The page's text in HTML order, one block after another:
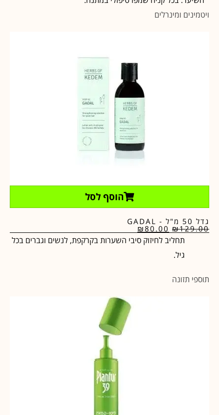
ויטמינים ומינרלים
הוסף לסל
גדל 50 מ"ל - GADAL
₪129.00
₪80.00
תחליב לחיזוק סיבי השערות בקרקפת, לנשים וגברים בכל
גיל.
תוספי תזונה